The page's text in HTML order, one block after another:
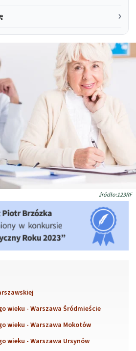
źródło:123RF
wieku - Warszawa Śródmieście
wieku - Warszawa Mokotów
wieku - Warszawa Ursynów